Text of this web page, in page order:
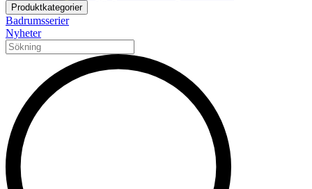
Produktkategorier
Badrumsserier
Nyheter